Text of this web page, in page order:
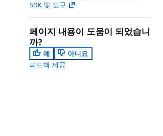
SDK 및 도구
페이지 내용이 도움이 되었습니
까?
예
아니요
피드백 제공